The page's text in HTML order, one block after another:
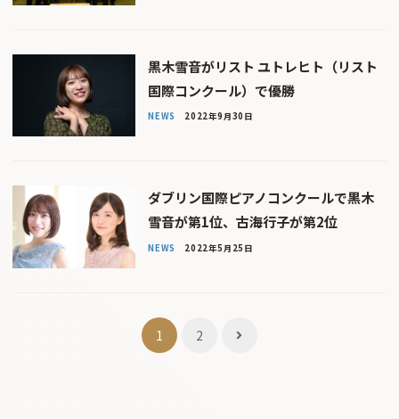
黒木雪音がリスト ユトレヒト（リスト
国際コンクール）で優勝
NEWS 2022年9月30日
ダブリン国際ピアノコンクールで黒木
雪音が第1位、古海行子が第2位
NEWS 2022年5月25日
1 2